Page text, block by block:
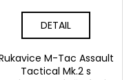
DETAIL
M-Tac Assault
Tactical Mk.2 s